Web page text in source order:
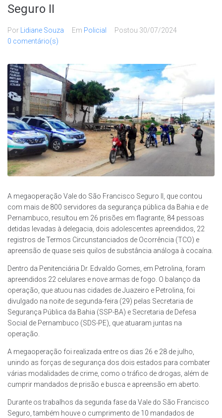
Seguro II
Por Lidiane Souza Em Policial Postou 30/07/2024
0 comentário(s)
A megaoperação Vale do São Francisco Seguro II, que contou
com mais de 800 servidores da segurança pública da Bahia e de
Pernambuco, resultou em 26 prisões em flagrante, 84 pessoas
detidas levadas à delegacia, dois adolescentes apreendidos, 22
registros de Termos Circunstanciados de Ocorrência (TCO) e
apreensão de quase seis quilos de substância análoga à cocaína.
Dentro da Penitenciária Dr. Edvaldo Gomes, em Petrolina, foram
apreendidos 22 celulares e nove armas de fogo. O balanço da
operação, que atuou nas cidades de Juazeiro e Petrolina, foi
divulgado na noite de segunda-feira (29) pelas Secretaria de
Segurança Pública da Bahia (SSP-BA) e Secretaria de Defesa
Social de Pernambuco (SDS-PE), que atuaram juntas na
operação.
A megaoperação foi realizada entre os dias 26 e 28 de julho,
unindo as forças de segurança dos dois estados para combater
várias modalidades de crime, como o tráfico de drogas, além de
cumprir mandados de prisão e busca e apreensão em aberto.
Durante os trabalhos da segunda fase da Vale do São Francisco
Seguro, também houve o cumprimento de 10 mandados de